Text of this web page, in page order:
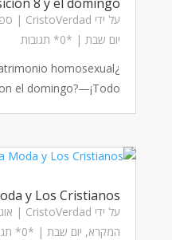
על ידי CristoVerdad
| ספט
יום שבת | ‏*0* תגובות
homosexual
el domingo?—¡Todo!
y Los Cristianos
על ידי CristoVerdad
| אוג 16, 2019
המקרא, יום שבת| ‏*0* תגובות